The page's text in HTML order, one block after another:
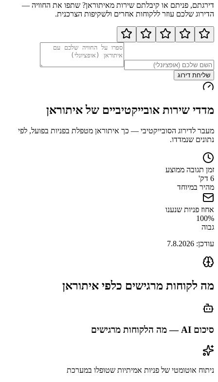
דירגתם, פניתם או קיבלתם שירות מאיתוראן? שתפו את החוויה —
הדירוג שלכם עוזר ללקוחות אחרים ולשקיפות הצרכנית.
שליחת דירוג
מדדי שירות אובייקטיביים שלאיתוראן
מעבר לדירוג הסובייקטיבי — כך איתוראן מטפלת בפניות בפועל, לפי
נתונים שנמדדו.
זמן תגובה ממוצע
6 דק'
מהיר במיוחד
אחוז פניות שנענו
100%
גבוה
עודכן: 7.8.2026
מה לקוחות מרגישים כלפי איתוראן
סיכום AI — מה הלקוחות מרגישים
ניתוח אוטומטי של פניות אמיתיות שטופלו במערכת